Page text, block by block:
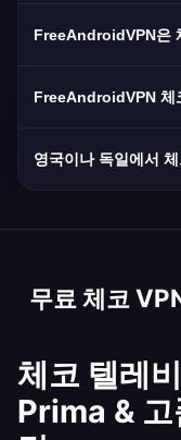
오스트라바에
니다. 앱에서
FreeAndroidVPN은
용합니다. 체코
FreeAndroidVPN 체
10Gbps 서버
속도와 우수한
영국이나 독일에서
지역 제한합니
필수적입니다.
무료 체코
체코 텔레
Prima & 고